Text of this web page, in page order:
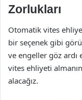
Zorlukları
Otomatik vites
bir seçenek gibi
ve engeller göz
vites ehliyeti
alacağız.